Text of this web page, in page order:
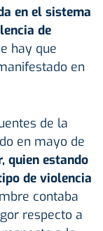
en el sistema
de
hay que
en
de la
en mayo de
quien estando
de violencia
contaba
respecto a